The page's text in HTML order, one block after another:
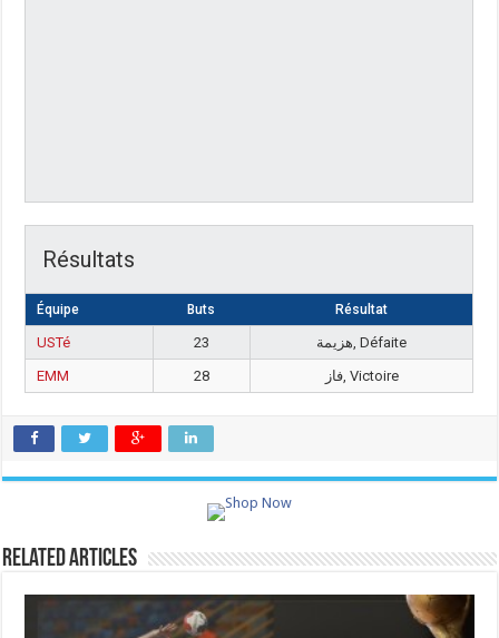
Résultats
Équipe Buts Résultat
USTé 23
هزيمة, Défaite
EMM
28 فاز, Victoire
Related Articles